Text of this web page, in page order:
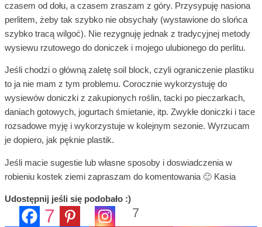
czasem od dołu, a czasem zraszam z góry. Przysypuję nasiona
perlitem, żeby tak szybko nie obsychały (wystawione do slońca
szybko tracą wilgoć). Nie rezygnuję jednak z tradycyjnej metody
wysiewu rzutowego do doniczek i mojego ulubionego do perlitu.
Jeśli chodzi o główną zaletę soil block, czyli ograniczenie plastiku
to ja nie mam z tym problemu. Corocznie wykorzystuję do
wysiewów doniczki z zakupionych roślin, tacki po pieczarkach,
daniach gotowych, jogurtach śmietanie, itp. Zwykłe doniczki i tace
rozsadowe myję i wykorzystuje w kolejnym sezonie. Wyrzucam
je dopiero, jak pęknie plastik.
Jeśli macie sugestie lub własne sposoby i doswiadczenia w
robieniu kostek ziemi zapraszam do komentowania 🙂 Kasia
Udostępnij jeśli się podobało :)
7 7